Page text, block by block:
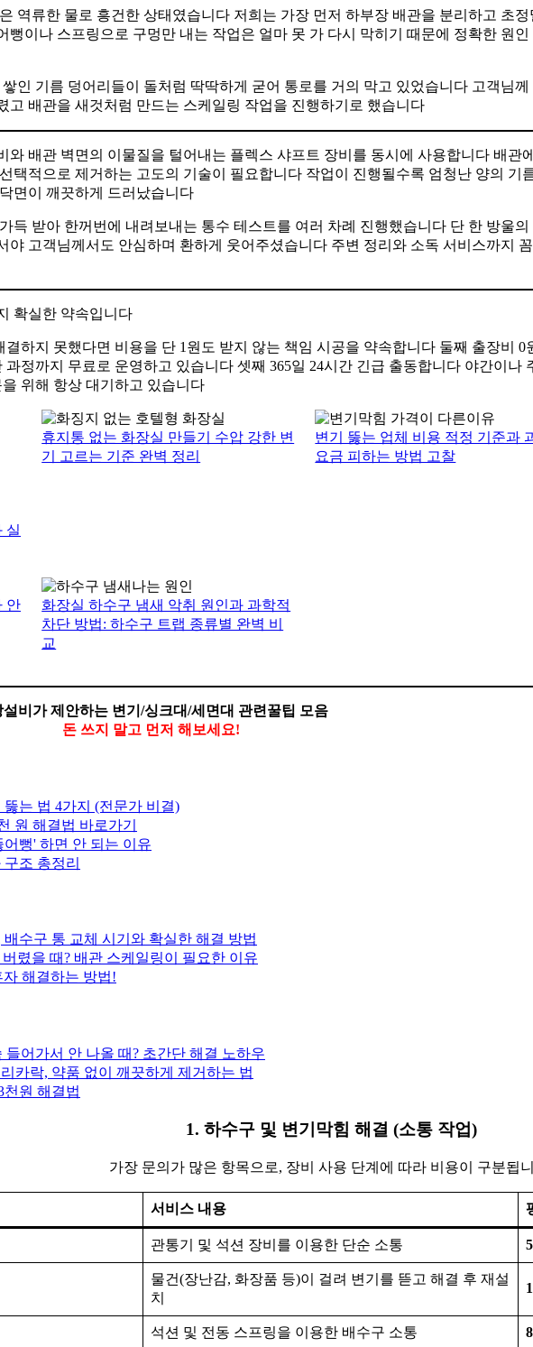
역류한 물로 흥건한 상태였습니다 저희는 가장 먼저 하부장 배관을 분리하고 초정
뻥이나 스프링으로 구멍만 내는 작업은 얼마 못 가 다시 막히기 때문에 정확한 원인
인 기름 덩어리들이 돌처럼 딱딱하게 굳어 통로를 거의 막고 있었습니다 고객님께
고 배관을 새것처럼 만드는 스케일링 작업을 진행하기로 했습니다
와 배관 벽면의 이물질을 털어내는 플렉스 샤프트 장비를 동시에 사용합니다 배관
택적으로 제거하는 고도의 기술이 필요합니다 작업이 진행될수록 엄청난 양의 기
면이 깨끗하게 드러났습니다
득 받아 한꺼번에 내려보내는 통수 테스트를 여러 차례 진행했습니다 단 한 방울의
야 고객님께서도 안심하며 환하게 웃어주셨습니다 주변 정리와 소독 서비스까지
확실한 약속입니다
하지 못했다면 비용을 단 1원도 받지 않는 책임 시공을 약속합니다 둘째 출장비 0
정까지 무료로 운영하고 있습니다 셋째 365일 24시간 긴급 출동합니다 야간이나
위해 항상 대기하고 있습니다
실
휴지통 없는 화장실 만들기 수압 강한 변
기 고르는 기준 완벽 정리
변기 뚫는 업체 비용 적정 기준과
요금 피하는 방법 고찰
안
화장실 하수구 냄새 악취 원인과 과학적
차단 방법: 하수구 트랩 종류별 완벽 비
교
설비가 제안하는 변기/싱크대/세면대 관련꿀팁 모음
돈 쓰지 말고 먼저 해보세요!
는 법 4가지 (전문가 비결)
원 해결법 바로가기
어뻥' 하면 안 되는 이유
조 총정리
수구 통 교체 시기와 확실한 해결 방법
렸을 때? 배관 스케일링이 필요한 이유
해결하는 방법!
어가서 안 나올 때? 초간단 해결 노하우
카락, 약품 없이 깨끗하게 제거하는 법
원 해결법
1. 하수구 및 변기막힘 해결 (소통 작업)
가장 문의가 많은 항목으로, 장비 사용 단계에 따라 비용이 구분됩
서비스 내용
관통기 및 석션 장비를 이용한 단순 소통
물건(장난감, 화장품 등)이 걸려 변기를 뜯고 해결 후 재설
치
석션 및 전동 스프링을 이용한 배수구 소통